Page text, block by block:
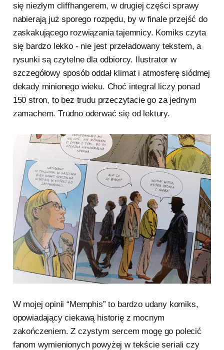
się niezłym cliffhangerem, w drugiej części sprawy
nabierają już sporego rozpędu, by w finale przejść do
zaskakującego rozwiązania tajemnicy. Komiks czyta
się bardzo lekko - nie jest przeładowany tekstem, a
rysunki są czytelne dla odbiorcy. Ilustrator w
szczegółowy sposób oddał klimat i atmosferę siódmej
dekady minionego wieku. Choć integral liczy ponad
150 stron, to bez trudu przeczytacie go za jednym
zamachem. Trudno oderwać się od lektury.
W mojej opinii “Memphis” to bardzo udany komiks,
opowiadający ciekawą historię z mocnym
zakończeniem. Z czystym sercem mogę go polecić
fanom wymienionych powyżej w tekście seriali czy